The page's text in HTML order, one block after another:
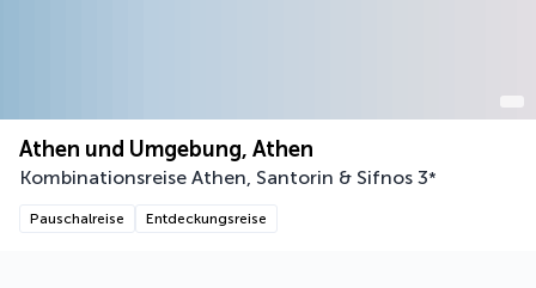
Athen und Umgebung, Athen
Kombinationsreise Athen, Santorin & Sifnos 3*
Pauschalreise Entdeckungsreise